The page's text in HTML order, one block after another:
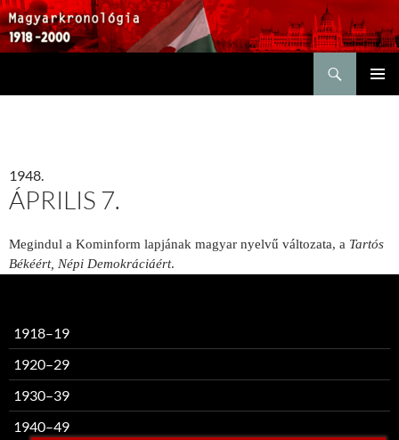
1948.
ÁPRILIS 7.
Megindul a Kominform lapjának magyar nyelvű változata, a Tartós
Békéért, Népi Demokráciáért.
1918–19
1920–29
1930–39
1940–49